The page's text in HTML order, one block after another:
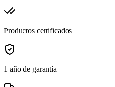
Productos certificados
1 año de garantía